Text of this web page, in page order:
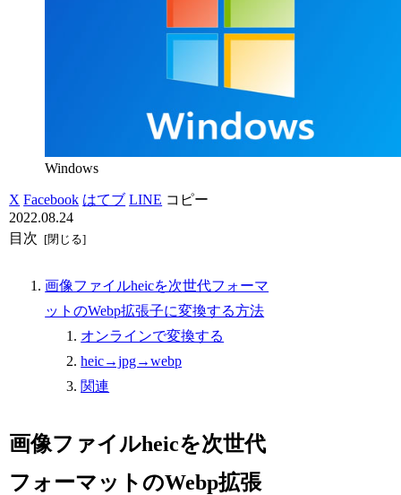
Windows
X Facebook はてブ LINE コピー
2022.08.24
目次
画像ファイルheicを次世代フォーマ
ットのWebp拡張子に変換する方法
オンラインで変換する
heic→jpg→webp
関連
画像ファイルheicを次世代
フォーマットのWebp拡張